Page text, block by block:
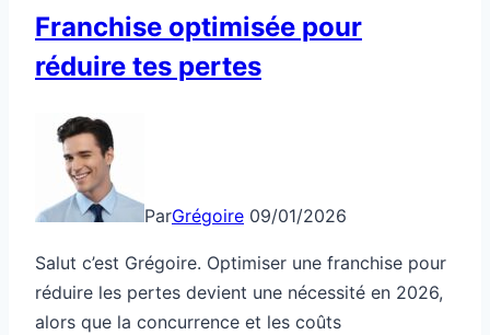
Franchise optimisée pour
réduire tes pertes
ParGrégoire 09/01/2026
Salut c’est Grégoire. Optimiser une franchise pour
réduire les pertes devient une nécessité en 2026,
alors que la concurrence et les coûts